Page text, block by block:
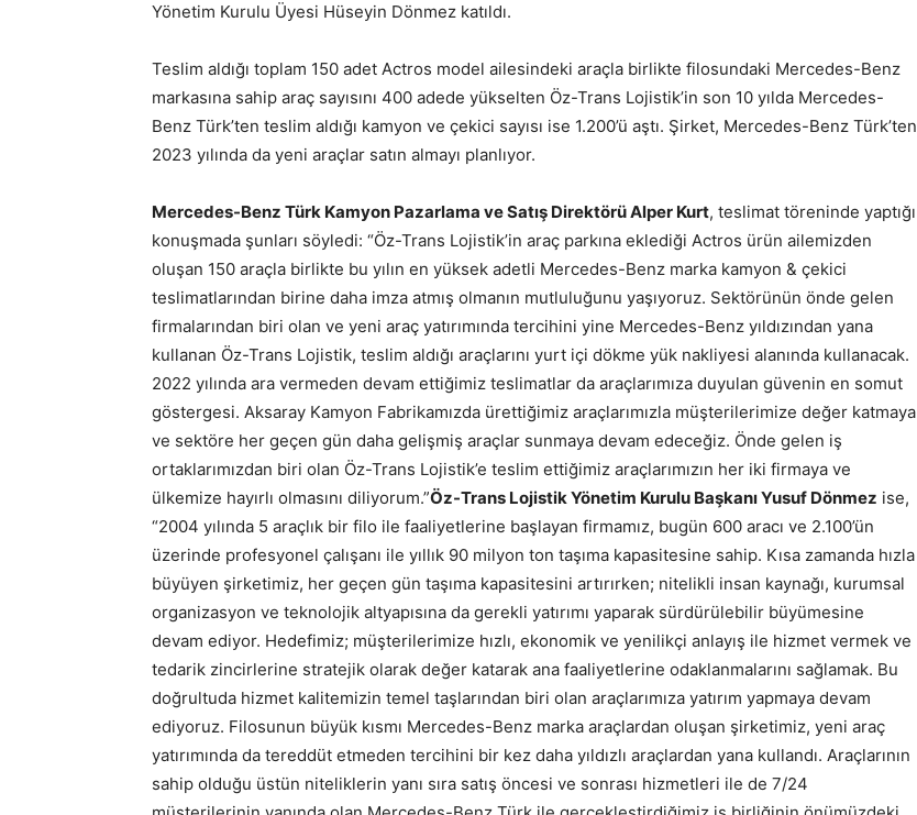
Yönetim Kurulu Üyesi Hüseyin Dönmez katıldı.
Teslim aldığı toplam 150 adet Actros model ailesindeki araçla birlikte filosundaki Mercedes-Benz
markasına sahip araç sayısını 400 adede yükselten Öz-Trans Lojistik’in son 10 yılda Mercedes-
Benz Türk’ten teslim aldığı kamyon ve çekici sayısı ise 1.200’ü aştı. Şirket, Mercedes-Benz Türk’ten
2023 yılında da yeni araçlar satın almayı planlıyor.
Mercedes-Benz Türk Kamyon Pazarlama ve Satış Direktörü Alper Kurt, teslimat töreninde yaptığı
konuşmada şunları söyledi: “Öz-Trans Lojistik’in araç parkına eklediği Actros ürün ailemizden
oluşan 150 araçla birlikte bu yılın en yüksek adetli Mercedes-Benz marka kamyon & çekici
teslimatlarından birine daha imza atmış olmanın mutluluğunu yaşıyoruz. Sektörünün önde gelen
firmalarından biri olan ve yeni araç yatırımında tercihini yine Mercedes-Benz yıldızından yana
kullanan Öz-Trans Lojistik, teslim aldığı araçlarını yurt içi dökme yük nakliyesi alanında kullanacak.
2022 yılında ara vermeden devam ettiğimiz teslimatlar da araçlarımıza duyulan güvenin en somut
göstergesi. Aksaray Kamyon Fabrikamızda ürettiğimiz araçlarımızla müşterilerimize değer katmaya
ve sektöre her geçen gün daha gelişmiş araçlar sunmaya devam edeceğiz. Önde gelen iş
ortaklarımızdan biri olan Öz-Trans Lojistik’e teslim ettiğimiz araçlarımızın her iki firmaya ve
ülkemize hayırlı olmasını diliyorum.”Öz-Trans Lojistik Yönetim Kurulu Başkanı Yusuf Dönmez ise,
“2004 yılında 5 araçlık bir filo ile faaliyetlerine başlayan firmamız, bugün 600 aracı ve 2.100’ün
üzerinde profesyonel çalışanı ile yıllık 90 milyon ton taşıma kapasitesine sahip. Kısa zamanda hızla
büyüyen şirketimiz, her geçen gün taşıma kapasitesini artırırken; nitelikli insan kaynağı, kurumsal
organizasyon ve teknolojik altyapısına da gerekli yatırımı yaparak sürdürülebilir büyümesine
devam ediyor. Hedefimiz; müşterilerimize hızlı, ekonomik ve yenilikçi anlayış ile hizmet vermek ve
tedarik zincirlerine stratejik olarak değer katarak ana faaliyetlerine odaklanmalarını sağlamak. Bu
doğrultuda hizmet kalitemizin temel taşlarından biri olan araçlarımıza yatırım yapmaya devam
ediyoruz. Filosunun büyük kısmı Mercedes-Benz marka araçlardan oluşan şirketimiz, yeni araç
yatırımında da tereddüt etmeden tercihini bir kez daha yıldızlı araçlardan yana kullandı. Araçlarının
sahip olduğu üstün niteliklerin yanı sıra satış öncesi ve sonrası hizmetleri ile de 7/24